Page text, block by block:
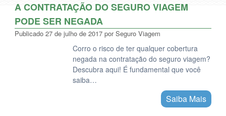
A CONTRATAÇÃO DO SEGURO VIAGEM
PODE SER NEGADA
Publicado 27 de julho de 2017 por Seguro Viagem
Corro o risco de ter qualquer cobertura
negada na contratação do seguro viagem?
Descubra aqui! É fundamental que você
saiba…
Saiba Mais